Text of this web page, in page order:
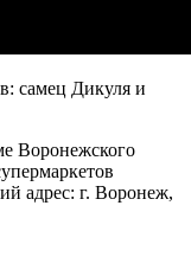
самец Дикуля и
Воронежского
адрес: г. Воронеж,